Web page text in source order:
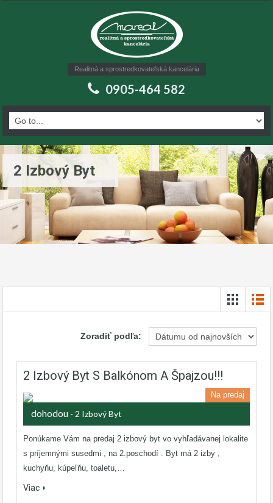
Realitná a sprostredkovateľská kancelária
0905-464 582
2 Izbový Byt
Zoradiť podľa:
2 Izbový Byt S Balkónom A Špajzou!!!
Na predaj
dohodou - 2 Izbový Byt
Ponúkame Vám na predaj 2 izbový byt vo vyhľadávanej lokalite
s príjemnými susedmi , na 2.poschodí . Byt má 2 izby ,
kuchyňu, kúpeľňu, toaletu,…
Viac